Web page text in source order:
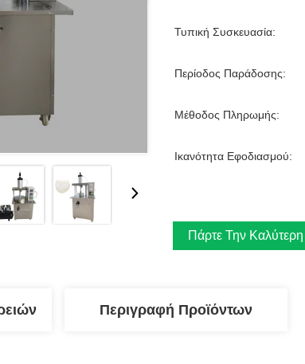
Τυπική Συσκευασία:
Περίοδος Παράδοσης:
Μέθοδος Πληρωμής:
Ικανότητα Εφοδιασμού:
Πάρτε Την Καλύτερη
Περιγραφή Προϊόντων